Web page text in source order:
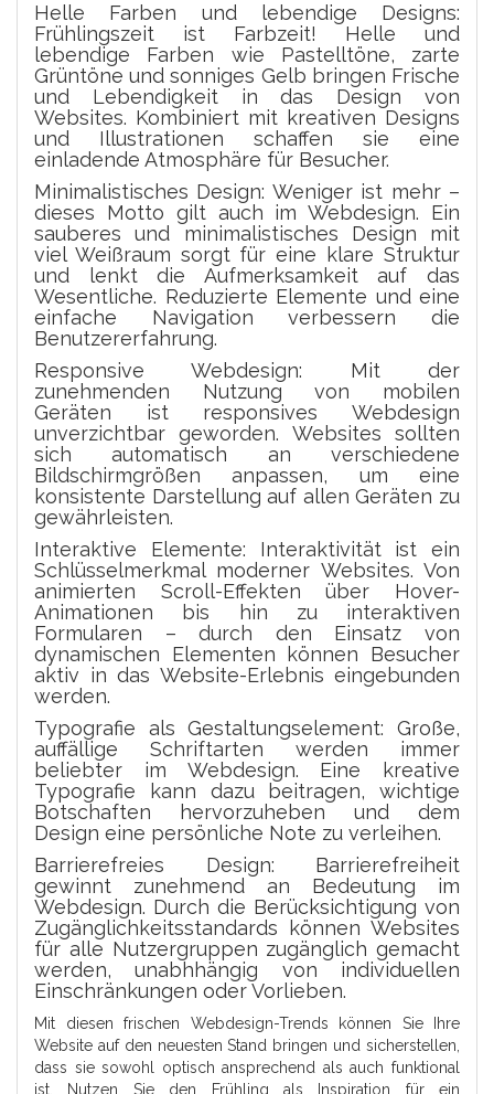
Helle Farben und lebendige Designs:
Frühlingszeit ist Farbzeit! Helle und
lebendige Farben wie Pastelltöne, zarte
Grüntöne und sonniges Gelb bringen Frische
und Lebendigkeit in das Design von
Websites. Kombiniert mit kreativen Designs
und Illustrationen schaffen sie eine
einladende Atmosphäre für Besucher.
Minimalistisches Design: Weniger ist mehr –
dieses Motto gilt auch im Webdesign. Ein
sauberes und minimalistisches Design mit
viel Weißraum sorgt für eine klare Struktur
und lenkt die Aufmerksamkeit auf das
Wesentliche. Reduzierte Elemente und eine
einfache Navigation verbessern die
Benutzererfahrung.
Responsive Webdesign: Mit der
zunehmenden Nutzung von mobilen
Geräten ist responsives Webdesign
unverzichtbar geworden. Websites sollten
sich automatisch an verschiedene
Bildschirmgrößen anpassen, um eine
konsistente Darstellung auf allen Geräten zu
gewährleisten.
Interaktive Elemente: Interaktivität ist ein
Schlüsselmerkmal moderner Websites. Von
animierten Scroll-Effekten über Hover-
Animationen bis hin zu interaktiven
Formularen – durch den Einsatz von
dynamischen Elementen können Besucher
aktiv in das Website-Erlebnis eingebunden
werden.
Typografie als Gestaltungselement: Große,
auffällige Schriftarten werden immer
beliebter im Webdesign. Eine kreative
Typografie kann dazu beitragen, wichtige
Botschaften hervorzuheben und dem
Design eine persönliche Note zu verleihen.
Barrierefreies Design: Barrierefreiheit
gewinnt zunehmend an Bedeutung im
Webdesign. Durch die Berücksichtigung von
Zugänglichkeitsstandards können Websites
für alle Nutzergruppen zugänglich gemacht
werden, unabhhängig von individuellen
Einschränkungen oder Vorlieben.
Mit diesen frischen Webdesign-Trends können Sie Ihre
Website auf den neuesten Stand bringen und sicherstellen,
dass sie sowohl optisch ansprechend als auch funktional
ist. Nutzen Sie den Frühling als Inspiration für ein